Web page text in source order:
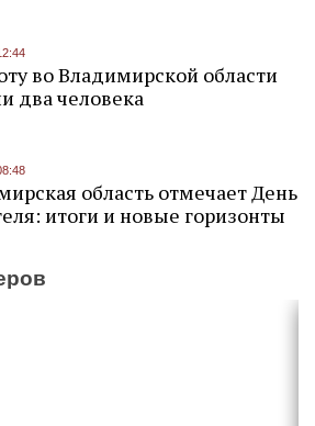
во Владимирской области
два человека
область отмечает День
итоги и новые горизонты